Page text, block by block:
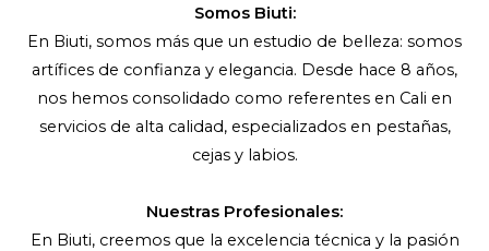
Somos Biuti:
En Biuti, somos más que un estudio de belleza: somos
artífices de confianza y elegancia. Desde hace 8 años,
nos hemos consolidado como referentes en Cali en
servicios de alta calidad, especializados en pestañas,
cejas y labios.
Nuestras Profesionales:
En Biuti, creemos que la excelencia técnica y la pasión